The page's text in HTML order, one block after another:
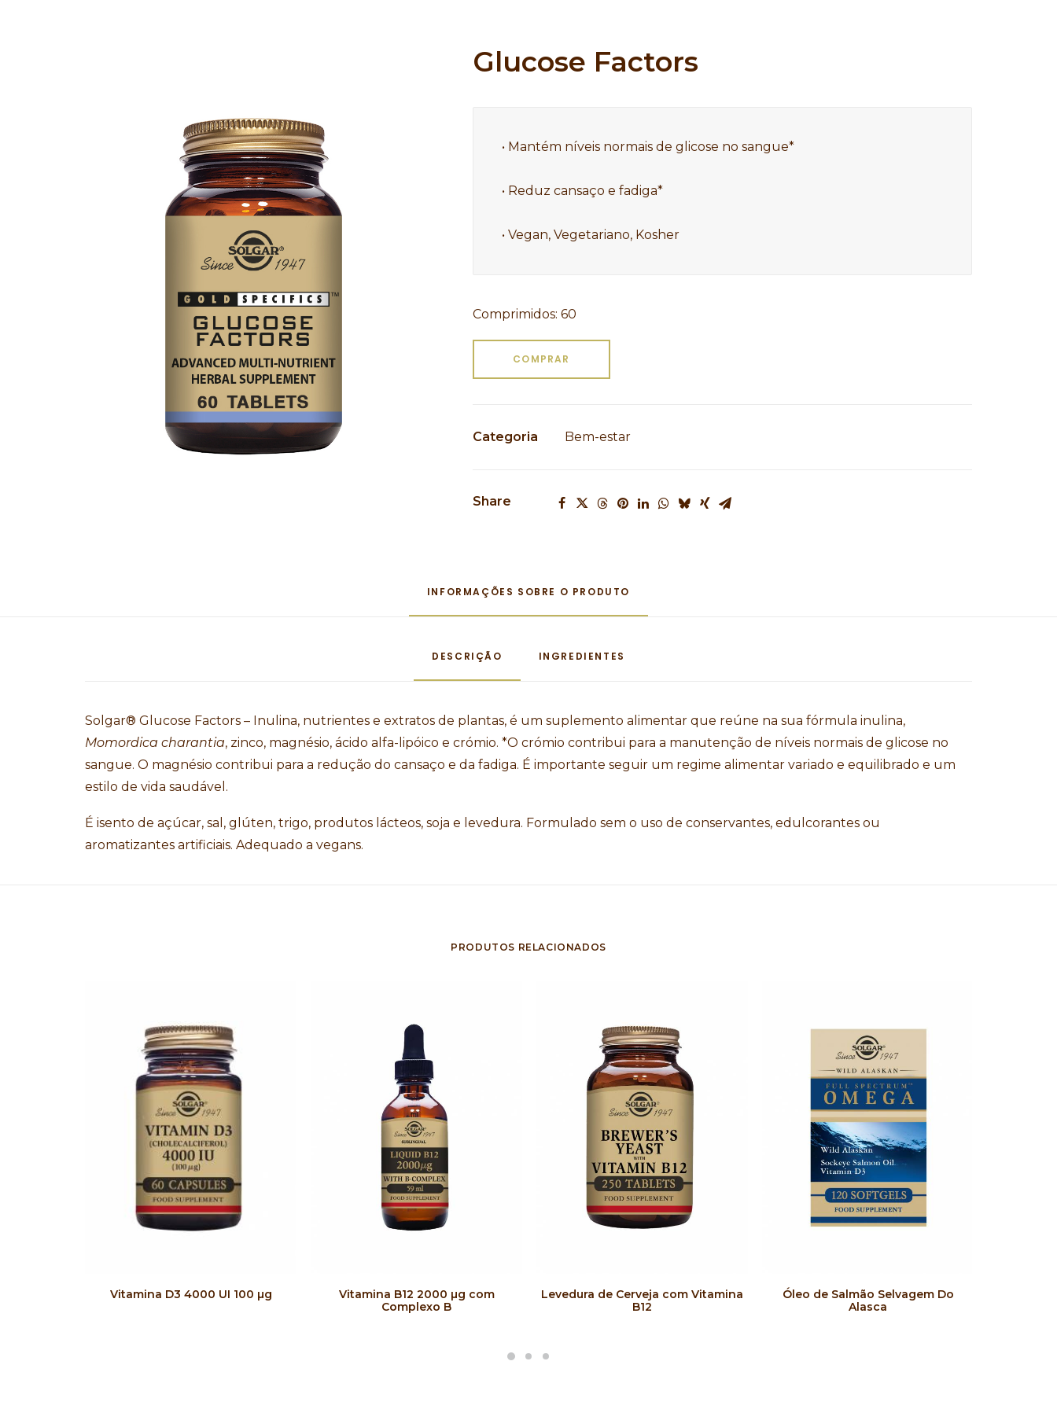
Glucose Factors
• Mantém níveis normais de glicose no sangue*
• Reduz cansaço e fadiga*
• Vegan, Vegetariano, Kosher
Comprimidos: 60
COMPRAR
Categoria Bem-estar
Share
INFORMAÇÕES SOBRE O PRODUTO
DESCRIÇÃO INGREDIENTES
Solgar® Glucose Factors – Inulina, nutrientes e extratos de plantas, é um suplemento alimentar que reúne na sua fórmula inulina,
Momordica charantia, zinco, magnésio, ácido alfa-lipóico e crómio. *O crómio contribui para a manutenção de níveis normais de glicose no
sangue. O magnésio contribui para a redução do cansaço e da fadiga. É importante seguir um regime alimentar variado e equilibrado e um
estilo de vida saudável.
É isento de açúcar, sal, glúten, trigo, produtos lácteos, soja e levedura. Formulado sem o uso de conservantes, edulcorantes ou
aromatizantes artificiais. Adequado a vegans.
PRODUTOS RELACIONADOS
COMPRAR
Vitamina D3 4000 UI 100 µg COMPRAR
Vitamina B12 2000 µg com
Complexo B
COMPRAR
Levedura de Cerveja com Vitamina
B12
COMPRAR
Óleo de Salmão Selvagem Do
Alasca